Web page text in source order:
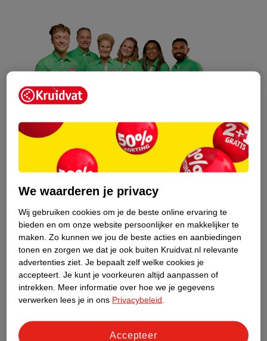
Kruidvat is een erkend specialist in
gezondheidsvraag ook is, stel hem aan
ons!
Stel je gezondheidsvraag
Ook in deze winkel
Kruidvat.nl ophaalpunt
winkel. Zo hoef je niet thuis te blijven voor de Kruidvat
We waarderen je privacy
Wij gebruiken cookies om je de beste online ervaring te
bieden en om onze website persoonlijker en makkelijker te
maken. Zo kunnen we jou de beste acties en aanbiedingen
tonen en zorgen we dat je ook buiten Kruidvat.nl relevante
advertenties ziet. Je bepaalt zelf welke cookies je
accepteert. Je kunt je voorkeuren altijd aanpassen of
intrekken.
Meer informatie over hoe we je gegevens
verwerken lees je in ons Privacybeleid
Accepteer